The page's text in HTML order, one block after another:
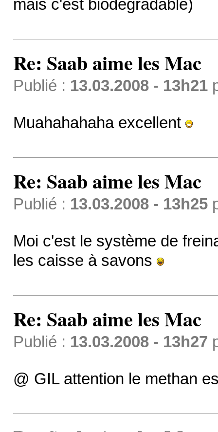
mais c'est biodégradable)
Re: Saab aime les Mac
Publié : 13.03.2008 - 13h21
Muahahahaha excellent
Re: Saab aime les Mac
Publié : 13.03.2008 - 13h25
Moi c'est le système de
les caisse à savons
Re: Saab aime les Mac
Publié : 13.03.2008 - 13h27
@ GIL attention le methan